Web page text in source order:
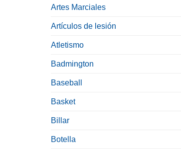
Artes Marciales
Artículos de lesión
Atletismo
Badmington
Baseball
Basket
Billar
Botella